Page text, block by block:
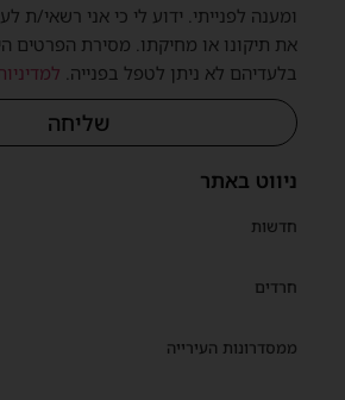
ניווט באתר
חדשות
חרדים
ממסדרונות העירייה
ומענה לפנייתי. ידוע לי כי אני רשאי/ת
את תיקונו או מחיקתו. מסירת הפרטים
בלעדיהם לא ניתן לטפל בפנייה.
שליחה